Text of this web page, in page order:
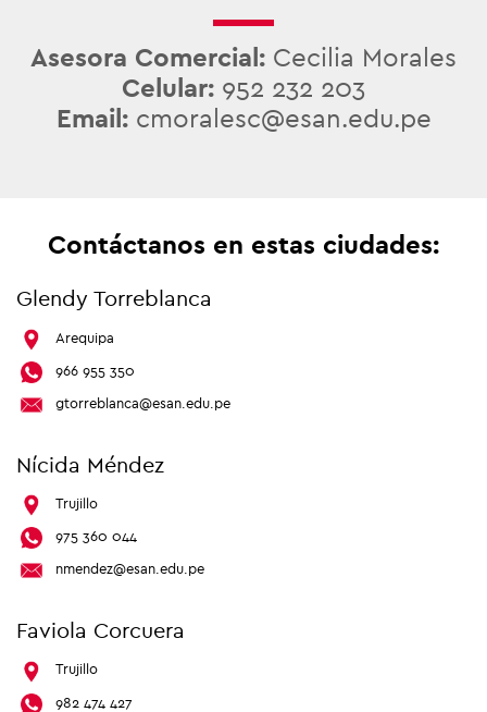
Asesora Comercial: Cecilia Morales
Celular: 952 232 203
Email: cmoralesc@esan.edu.pe
Contáctanos en estas ciudades:
Glendy Torreblanca
Arequipa
966 955 350
gtorreblanca@esan.edu.pe
Nícida Méndez
Trujillo
975 360 044
nmendez@esan.edu.pe
Faviola Corcuera
Trujillo
982 474 427